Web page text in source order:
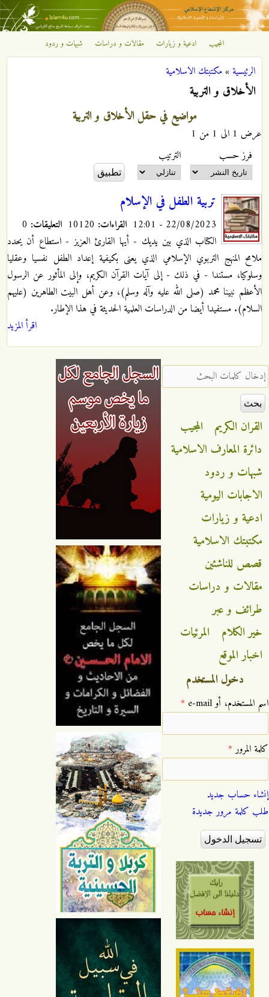
تجاوز إلى المحتوى الرئيسي
مركز
الإشعاع
الإسلامي
المجيب ادعية و زيارات مقالات و دراسات شبهات و ردود
أنت هنا
الرئيسية»مكتبتك الاسلامية
الأخلاق و التربية
مواضيع في حقل الأخلاق و التربية
عرض 1 الى 1 من 1
‏فرز حسب ‏
‏الترتيب ‏
تربية الطفل في الإسلام
22/08/2023 - 12:01 القراءات: التعليقات:
الكتاب الذي بين يديك - أيها القارئ العزيز - استطاع أن يحدد
ملامح المنهج التربوي الإسلامي الذي يعنى بكيفية إعداد الطفل نفسيا وعقليا
وسلوكيا، مستندا - في ذلك - إلى آيات القرآن الكريم، وإلى المأثور عن الرسول
الأعظم نبينا محمد (صلى الله عليه وآله وسلم)، وعن أهل البيت الطاهرين (عليهم
السلام). مستفيدا أيضا من الدراسات العلمية الحديثة في هذا الإطار.
اقرأ المزيد
‏إدخال كلمات البحث ‏
القران الكريم
المجيب
دائرة المعارف الاسلامية
شبهات و ردود
الاجابات اليومية
ادعية و زيارات
مكتبتك الاسلامية
قصص للناشئين
مقالات و دراسات
طرائف و عبر
خير الكلام
المرئيات
اخبار الموقع
دخول المستخدم
‏اسم المستخدم، أو e-mail ‏ *
‏كلمة المرور ‏*
إنشاء حساب جديد
طلب كلمة مرور جديدة